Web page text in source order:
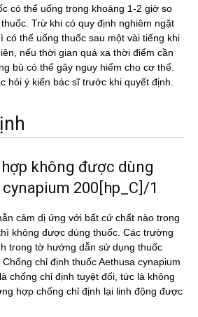
có thể uống trong khoảng 1-2 giờ so
Trừ khi có quy định nghiêm ngặt
có thể uống thuốc sau một vài tiếng khi
nếu thời gian quá xa thời điểm cần
bù có thể gây nguy hiểm cho cơ thể.
hỏi ý kiến bác sĩ trước khi quyết định.
không được dùng
200[hp_C]/1
cảm dị ứng với bất cứ chất nào trong
không được dùng thuốc. Các trường
trong tờ hướng dẫn sử dụng thuốc
chỉ định thuốc Aethusa cynapium
chống chỉ định tuyệt đối, tức là không
hợp chống chỉ định lại linh động được